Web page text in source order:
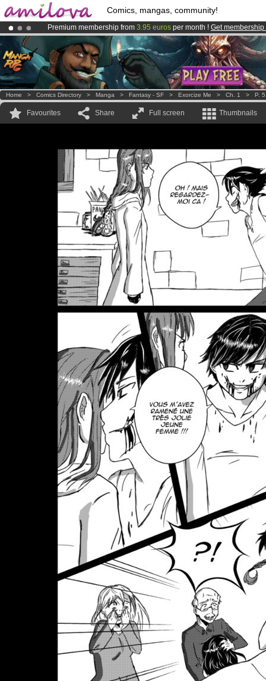
Comics, mangas, community!
Premium membership from 3.95 euros per month ! Get membership
Already 134393membersand 1208comics & mangas!.
AmilovaKickstarter is now LIVE!.
Home > Comics Directory > Manga > Fantasy - SF > Exorcize Me > Ch. 1 > P. 5
Favourites Share Full screen Thumbnails